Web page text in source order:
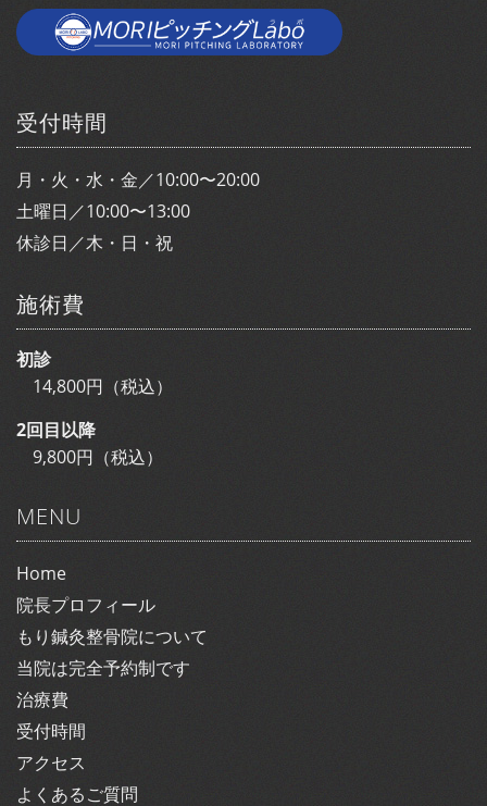
受付時間
月・火・水・金／10:00〜20:00
土曜日／10:00〜13:00
休診日／木・日・祝
施術費
初診
14,800円（税込）
2回目以降
9,800円（税込）
MENU
Home
院長プロフィール
もり鍼灸整骨院について
当院は完全予約制です
治療費
受付時間
アクセス
よくあるご質問